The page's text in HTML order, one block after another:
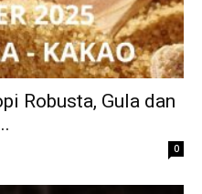
Robusta, Gula dan
0